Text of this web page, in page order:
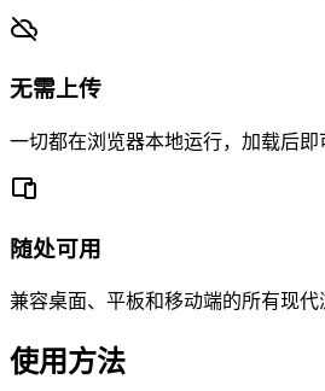
无需上传
一切都在浏览器本地运行，加载后即
随处可用
兼容桌面、平板和移动端的所有现代
使用方法